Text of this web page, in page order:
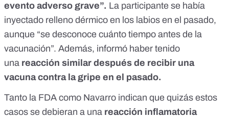
evento adverso grave”. La participante se había
inyectado relleno dérmico en los labios en el pasado,
aunque “se desconoce cuánto tiempo antes de la
vacunación”. Además, informó haber tenido
una reacción similar después de recibir una
vacuna contra la gripe en el pasado.
Tanto la FDA como Navarro indican que quizás estos
casos se debieran a una reacción inflamatoria